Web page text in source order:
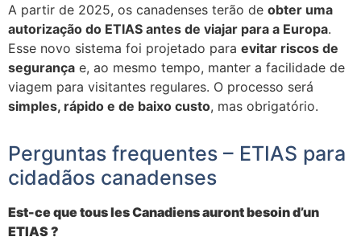
A partir de 2025, os canadenses terão de obter uma
autorização do ETIAS antes de viajar para a Europa.
Esse novo sistema foi projetado para evitar riscos de
segurança e, ao mesmo tempo, manter a facilidade de
viagem para visitantes regulares. O processo será
simples, rápido e de baixo custo, mas obrigatório.
Perguntas frequentes – ETIAS para
cidadãos canadenses
Est-ce que tous les Canadiens auront besoin d’un
ETIAS ?